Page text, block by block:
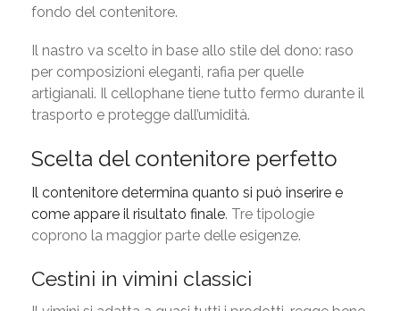
fondo del contenitore.
Il nastro va scelto in base allo stile del dono: raso
per composizioni eleganti, rafia per quelle
artigianali. Il cellophane tiene tutto fermo durante il
trasporto e protegge dall’umidità.
Scelta del contenitore perfetto
Il contenitore determina quanto si può inserire e
come appare il risultato finale. Tre tipologie
coprono la maggior parte delle esigenze.
Cestini in vimini classici